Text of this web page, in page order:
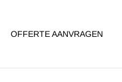
OFFERTE AANVRAGEN